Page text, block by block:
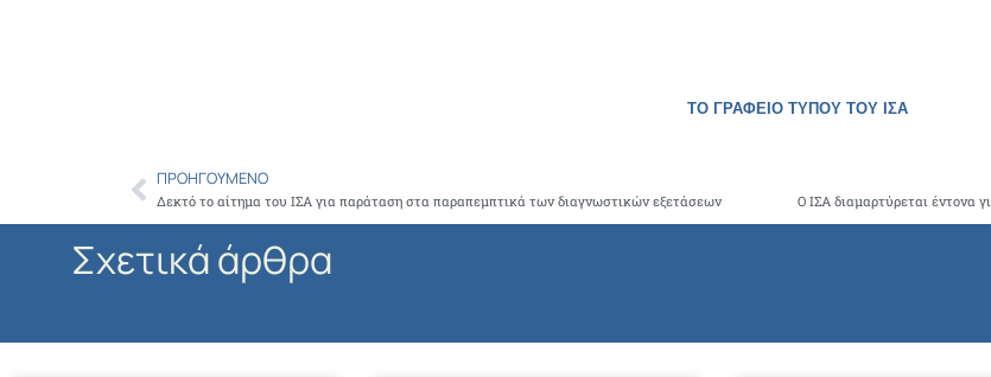
ΤΟ ΓΡΑΦΕΙΟ ΤΥΠΟΥ ΤΟΥ ΙΣΑ
Prev
ΠΡΟΗΓΟΎΜΕΝΟ
Δεκτό το αίτημα του ΙΣΑ για παράταση στα παραπεμπτικά των διαγνωστικών εξετάσεων
Σχετικά άρθρα